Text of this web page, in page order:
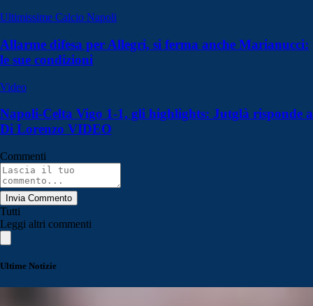
Ultimissime Calcio Napoli
Allarme difesa per Allegri, si ferma anche Marianucci:
le sue condizioni
Video
Napoli-Celta Vigo 1-1, gli highlights: Jutglà risponde a
Di Lorenzo VIDEO
Commenti
Invia Commento
Tutti
Leggi altri commenti
Ultime Notizie